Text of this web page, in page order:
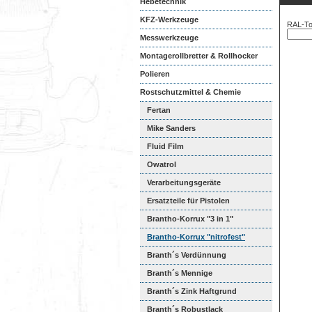
KFZ-Werkzeuge
Messwerkzeuge
Montagerollbretter & Rollhocker
Polieren
Rostschutzmittel & Chemie
Fertan
Mike Sanders
Korrosionsschutzfe...
Fluid Film
Owatrol
Verarbeitungsgeräte
Ersatzteile für Pistolen
Brantho-Korrux "3 in 1"
Brantho-Korrux "nitrofest"
Branth´s Verdünnung
Branth´s Mennige
Branth´s Zink Haftgrund
Branth´s Robustlack
RAL-